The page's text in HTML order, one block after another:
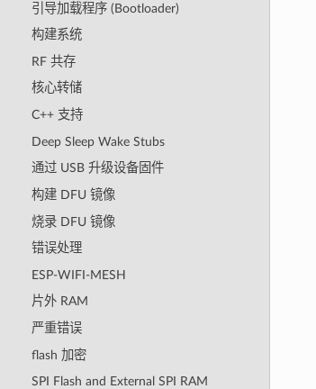
引导加载程序 (Bootloader)
构建系统
RF 共存
核心转储
C++ 支持
Deep Sleep Wake Stubs
通过 USB 升级设备固件
构建 DFU 镜像
烧录 DFU 镜像
错误处理
ESP-WIFI-MESH
片外 RAM
严重错误
flash 加密
SPI Flash and External SPI RAM